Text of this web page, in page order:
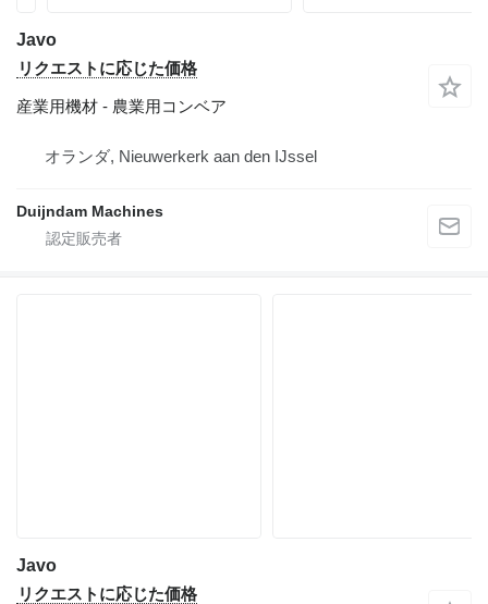
Javo
リクエストに応じた価格
産業用機材 - 農業用コンベア
オランダ, Nieuwerkerk aan den IJssel
Duijndam Machines
Javo
リクエストに応じた価格